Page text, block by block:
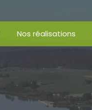
Nos réalisations